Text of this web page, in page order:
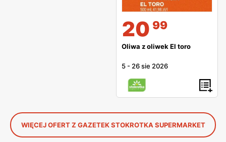
20 99
Oliwa z oliwek El toro
5 - 26 sie 2026
WIĘCEJ OFERT Z GAZETEK STOKROTKA SUPERMARKET